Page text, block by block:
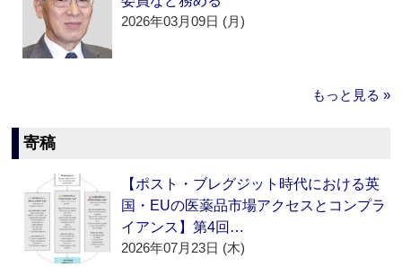
2026年03月09日 (月)
もっと見る »
寄稿
【ポスト・ブレグジット時代における英
国・EUの医薬品市場アクセスとコンプラ
イアンス】第4回…
2026年07月23日 (木)